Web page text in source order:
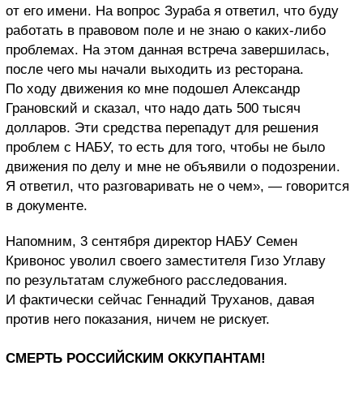
от его имени. На вопрос Зураба я ответил, что буду
работать в правовом поле и не знаю о каких-либо
проблемах. На этом данная встреча завершилась,
после чего мы начали выходить из ресторана.
По ходу движения ко мне подошел Александр
Грановский и сказал, что надо дать 500 тысяч
долларов. Эти средства перепадут для решения
проблем с НАБУ, то есть для того, чтобы не было
движения по делу и мне не объявили о подозрении.
Я ответил, что разговаривать не о чем», — говорится
в документе.
Напомним, 3 сентября директор НАБУ Семен
Кривонос уволил своего заместителя Гизо Углаву
по результатам служебного расследования.
И фактически сейчас Геннадий Труханов, давая
против него показания, ничем не рискует.
СМЕРТЬ РОССИЙСКИМ ОККУПАНТАМ!